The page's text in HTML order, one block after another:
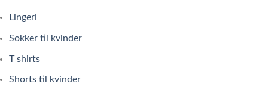
Lingeri
Sokker til kvinder
T shirts
Shorts til kvinder